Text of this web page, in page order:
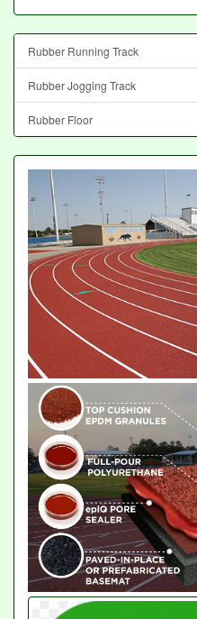
Rubber Running Track
Rubber Jogging Track
Rubber Floor